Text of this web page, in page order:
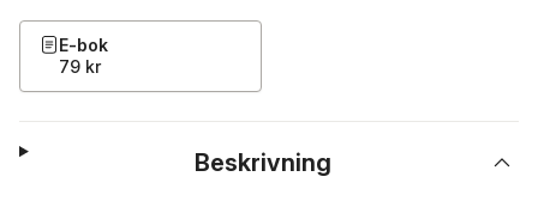
E-bok
79 kr
Beskrivning